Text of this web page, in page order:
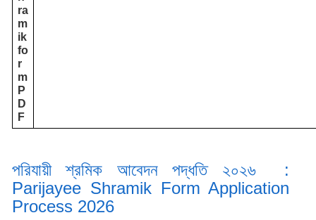
ra
m
ik
fo
r
m
P
D
F
পরিযায়ী শ্রমিক আবেদন পদ্ধতি ২০২৬ :
Parijayee Shramik Form Application
Process 2026